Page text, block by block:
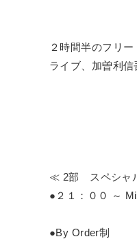
２時間半のフリ
ライブ、加曽利
≪ 2部 スペシャ
●２１：００ ～
●By Order制